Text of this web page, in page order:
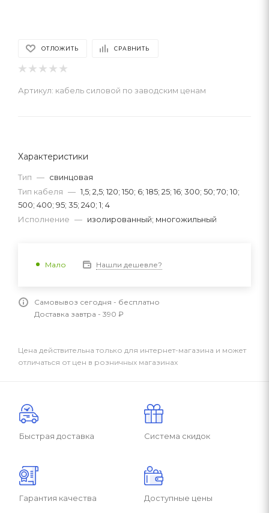
ОТЛОЖИТЬ СРАВНИТЬ
Артикул: кабель силовой по заводским ценам
Характеристики
Тип — свинцовая
Тип кабеля — 1,5; 2,5; 120; 150; 6; 185; 25; 16; 300; 50; 70; 10;
500; 400; 95; 35; 240; 1; 4
Исполнение — изолированный; многожильный
Мало Нашли дешевле?
Самовывоз сегодня - бесплатно
Доставка завтра - 390 ₽
Цена действительна только для интернет-магазина и может
отличаться от цен в розничных магазинах
Быстрая доставка Система скидок
Гарантия качества Доступные цены